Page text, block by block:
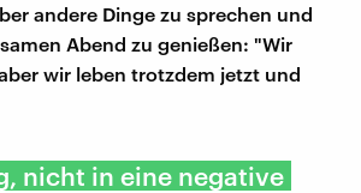
andere Dinge zu sprechen und
Abend zu genießen: "Wir
wir leben trotzdem jetzt und
nicht in eine negative